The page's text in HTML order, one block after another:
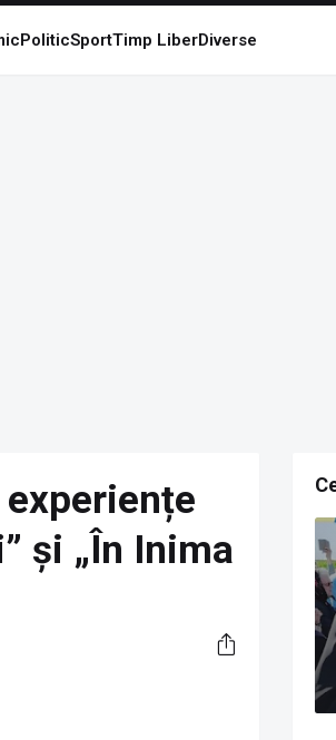
PoliticSportTimp LiberDiverse
și „În Inima